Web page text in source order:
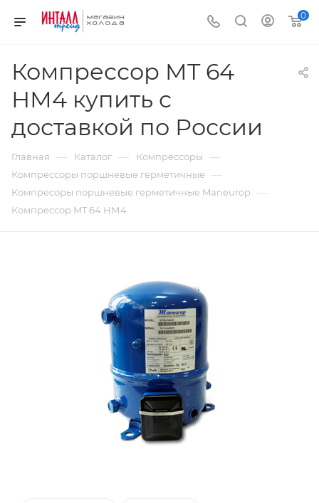
0
Компрессор MT 64
НМ4 купить с
доставкой по России
Главная — Каталог — Компрессоры —
Компрессоры поршневые герметичные —
Компресоры поршневые герметичные Maneurop —
Компрессор MT 64 НМ4